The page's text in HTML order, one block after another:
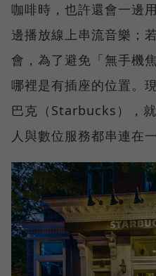
咖啡時，也許還會一邊
邊播放線上串流音樂；
會，為了避免「無手機
哪裡是有插座的位置。
巴克（Starbucks），
人與數位服務都串連在一